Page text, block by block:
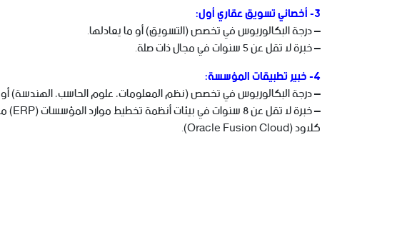
3- أخصائي تسويق عقاري أول:
– درجة البكالوريوس في تخصص (التسويق) أو ما يعادلها.
– خبرة لا تقل عن 5 سنوات في مجال ذات صلة.
4- خبير تطبيقات المؤسسة:
– درجة البكالوريوس في تخصص (نظم المعلومات، علوم الحاسب، الهندسة) أو
كلاود (Oracle Fusion Cloud).